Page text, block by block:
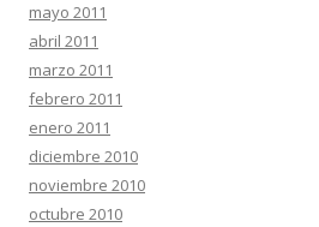
mayo 2011
abril 2011
marzo 2011
febrero 2011
enero 2011
diciembre 2010
noviembre 2010
octubre 2010